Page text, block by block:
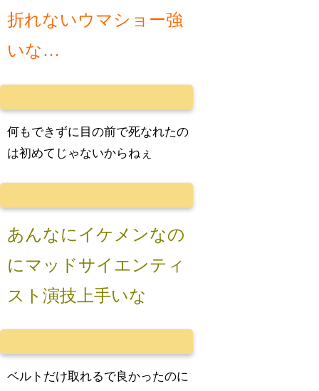
折れないウマショー強
いな…
何もできずに目の前で死なれたの
は初めてじゃないからねぇ
あんなにイケメンなの
にマッドサイエンティ
スト演技上手いな
ベルトだけ取れるで良かったのに